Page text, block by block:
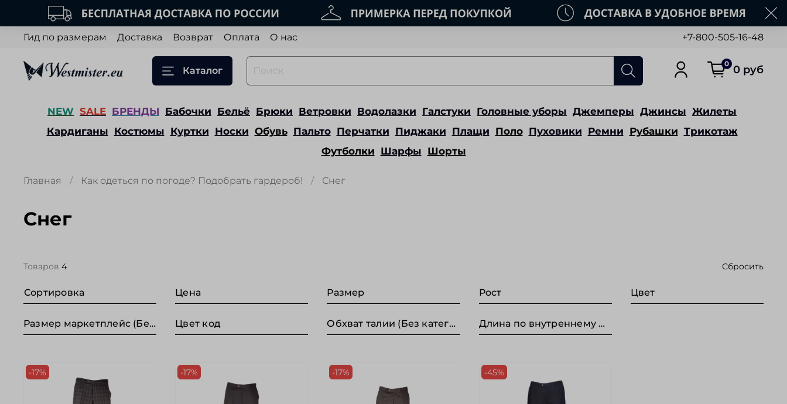
Гид по размерам Доставка Возврат Оплата О нас +7-800-505-16-48
Каталог
0 0 руб
NEW SALE БРЕНДЫ Бабочки Бельё Брюки Ветровки Водолазки Галстуки Головные уборы Джемперы Джинсы Жилеты
Кардиганы Костюмы Куртки Носки Обувь Пальто Перчатки Пиджаки Плащи Поло Пуховики Ремни Рубашки Трикотаж
Футболки Шарфы Шорты
Главная Как одеться по погоде? Подобрать гардероб! Снег
Снег
Товаров 4 Сбросить
Сортировка Цена Размер Рост Цвет
Размер маркетплейс (Без категории) Цвет код Обхват талии (Без категории) Длина по внутреннему шву (Без категории)
-17% -17% -17% -45%